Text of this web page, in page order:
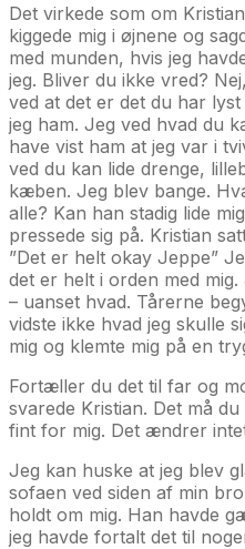
Det virkede som om
kiggede mig i øjnene og
med munden, hvis jeg
jeg. Bliver du ikke vred?
ved at det er det du har
jeg ham. Jeg ved hvad du
have vist ham at jeg var i
ved du kan lide drenge,
kæben. Jeg blev bange.
alle? Kan han stadig lide
pressede sig på. Kristian
”Det er helt okay Jeppe”
det er helt i orden med
– uanset hvad. Tårerne
vidste ikke hvad jeg skulle
mig og klemte mig på en
Fortæller du det til far og
svarede Kristian. Det må
fint for mig. Det ændrer
Jeg kan huske at jeg blev
sofaen ved siden af min
holdt om mig. Han havde
jeg havde fortalt det til